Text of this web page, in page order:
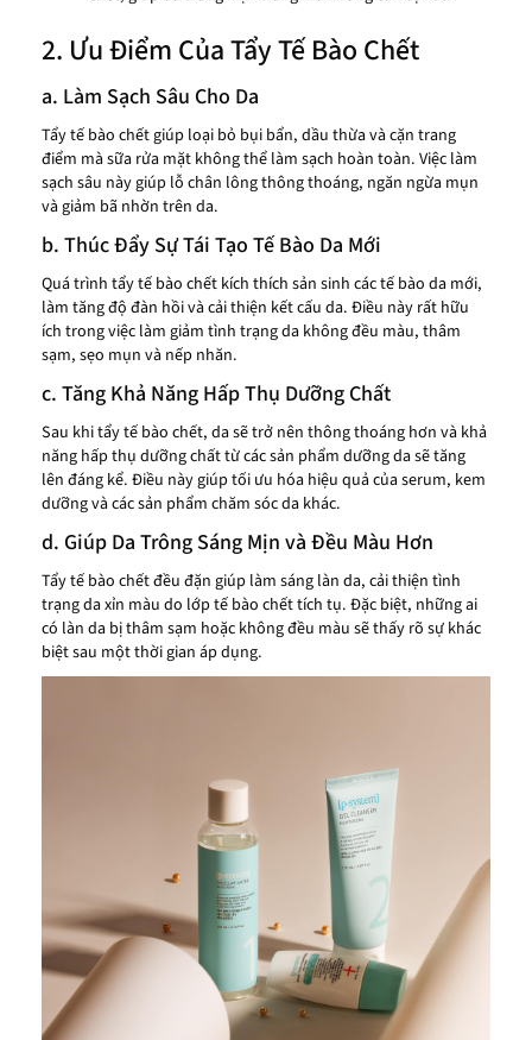
2. Ưu Điểm Của Tẩy Tế Bào Chết
a. Làm Sạch Sâu Cho Da
Tẩy tế bào chết giúp loại bỏ bụi bẩn, dầu thừa và cặn trang
điểm mà sữa rửa mặt không thể làm sạch hoàn toàn. Việc làm
sạch sâu này giúp lỗ chân lông thông thoáng, ngăn ngừa mụn
và giảm bã nhờn trên da.
b. Thúc Đẩy Sự Tái Tạo Tế Bào Da Mới
Quá trình tẩy tế bào chết kích thích sản sinh các tế bào da mới,
làm tăng độ đàn hồi và cải thiện kết cấu da. Điều này rất hữu
ích trong việc làm giảm tình trạng da không đều màu, thâm
sạm, sẹo mụn và nếp nhăn.
c. Tăng Khả Năng Hấp Thụ Dưỡng Chất
Sau khi tẩy tế bào chết, da sẽ trở nên thông thoáng hơn và khả
năng hấp thụ dưỡng chất từ các sản phẩm dưỡng da sẽ tăng
lên đáng kể. Điều này giúp tối ưu hóa hiệu quả của serum, kem
dưỡng và các sản phẩm chăm sóc da khác.
d. Giúp Da Trông Sáng Mịn và Đều Màu Hơn
Tẩy tế bào chết đều đặn giúp làm sáng làn da, cải thiện tình
trạng da xỉn màu do lớp tế bào chết tích tụ. Đặc biệt, những ai
có làn da bị thâm sạm hoặc không đều màu sẽ thấy rõ sự khác
biệt sau một thời gian áp dụng.